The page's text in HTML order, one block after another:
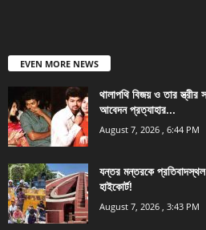
EVEN MORE NEWS
থালাপথি বিজয় ও তার স্ত্রীর
আবেদন প্রত্যাহার...
August 7, 2026 , 6:44 PM
যন্তর মন্তরকে
হাইকোর্ট!
August 7, 2026 , 3:43 PM